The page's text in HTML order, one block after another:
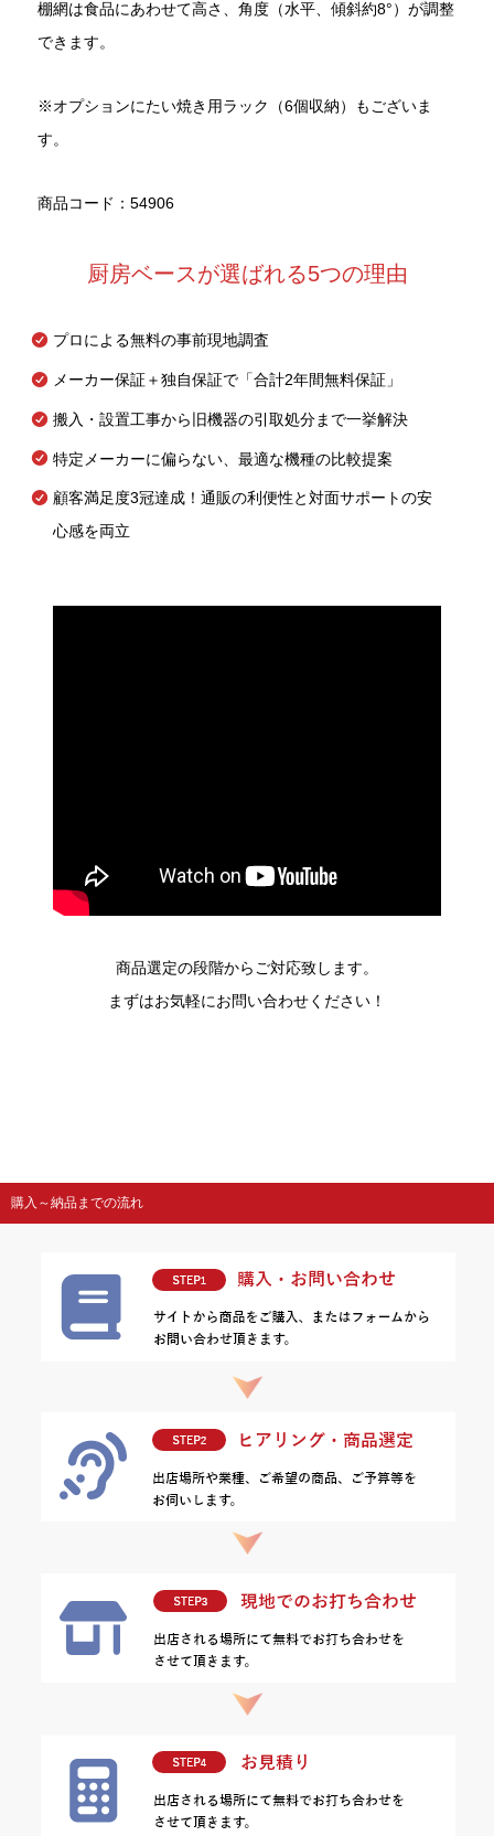
棚網は食品にあわせて高さ、角度（水平、傾斜約8°）が調整
できます。
※オプションにたい焼き用ラック（6個収納）もございま
す。
商品コード：54906
厨房ベースが選ばれる5つの理由
プロによる無料の事前現地調査
メーカー保証＋独自保証で「合計2年間無料保証」
搬入・設置工事から旧機器の引取処分まで一挙解決
特定メーカーに偏らない、最適な機種の比較提案
顧客満足度3冠達成！通販の利便性と対面サポートの安
心感を両立
商品選定の段階からご対応致します。
まずはお気軽にお問い合わせください！
購入～納品までの流れ